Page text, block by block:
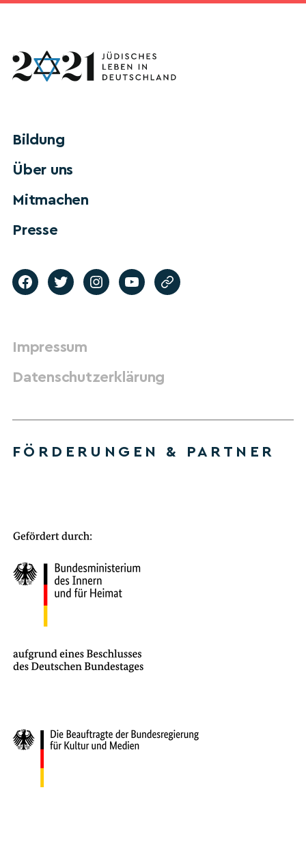
Bildung
Über uns
Mitmachen
Presse
Impressum
Datenschutzerklärung
FÖRDERUNGEN & PARTNER